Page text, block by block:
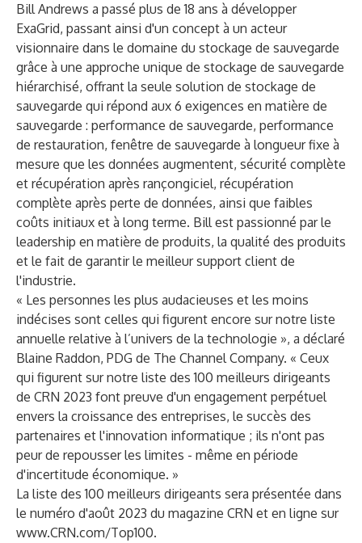
Bill Andrews a passé plus de 18 ans à développer
ExaGrid, passant ainsi d'un concept à un acteur
visionnaire dans le domaine du stockage de sauvegarde
grâce à une approche unique de stockage de sauvegarde
hiérarchisé, offrant la seule solution de stockage de
sauvegarde qui répond aux 6 exigences en matière de
sauvegarde : performance de sauvegarde, performance
de restauration, fenêtre de sauvegarde à longueur fixe à
mesure que les données augmentent, sécurité complète
et récupération après rançongiciel, récupération
complète après perte de données, ainsi que faibles
coûts initiaux et à long terme. Bill est passionné par le
leadership en matière de produits, la qualité des produits
et le fait de garantir le meilleur support client de
l'industrie.
« Les personnes les plus audacieuses et les moins
indécises sont celles qui figurent encore sur notre liste
annuelle relative à l’univers de la technologie », a déclaré
Blaine Raddon, PDG de The Channel Company. « Ceux
qui figurent sur notre liste des 100 meilleurs dirigeants
de CRN 2023 font preuve d'un engagement perpétuel
envers la croissance des entreprises, le succès des
partenaires et l'innovation informatique ; ils n'ont pas
peur de repousser les limites - même en période
d'incertitude économique. »
La liste des 100 meilleurs dirigeants sera présentée dans
le numéro d'août 2023 du magazine CRN et en ligne sur
www.CRN.com/Top100.